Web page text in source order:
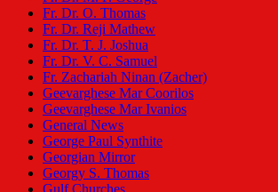
Fr. Dr. O. Thomas
Fr. Dr. Reji Mathew
Fr. Dr. T. J. Joshua
Fr. Dr. V. C. Samuel
Fr. Zachariah Ninan (Zacher)
Geevarghese Mar Coorilos
Geevarghese Mar Ivanios
General News
George Paul Synthite
Georgian Mirror
Georgy S. Thomas
Gulf Churches